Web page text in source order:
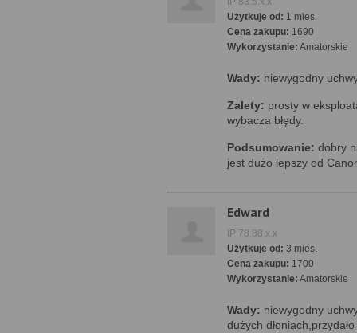
Użytkuje od: 1 mies.
Cena zakupu: 1690
Wykorzystanie: Amatorskie
Wady: niewygodny
Zalety: prosty w
wybacza błędy.
Podsumowanie: dobry
jest dużo lepszy od
Edward
IP 78.88.x.x
Użytkuje od: 3 mies.
Cena zakupu: 1700
Wykorzystanie: Amatorskie
Wady: niewygodny
dużych